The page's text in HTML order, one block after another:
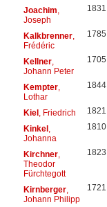
Joachim
Joseph
1831
Kalkbrenner,
Frédéric
1785
Kellner,
Johann Peter
1705
Kempter,
Lothar
1844
Kiel, Friedrich 1821
Kinkel,
Johanna
1810
Kirchner,
Theodor
Fürchtegott
1823
Kirnberger,
Johann Philipp
1721